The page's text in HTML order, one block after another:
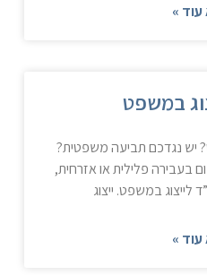
»
במשפט
יש נגדכם תביעה משפטית?
בעבירה פלילית או אזרחית,
לייצוג במשפט. ייצוג
»